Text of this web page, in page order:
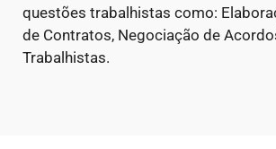
questões trabalhistas como:
de Contratos, Negociação de
Trabalhistas.